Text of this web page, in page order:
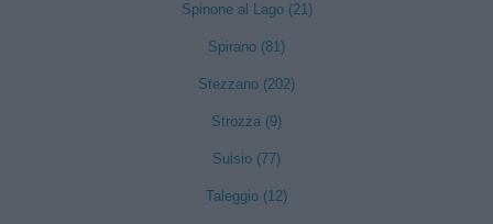
Spinone al Lago (21)
Spirano (81)
Stezzano (202)
Strozza (9)
Suisio (77)
Taleggio (12)